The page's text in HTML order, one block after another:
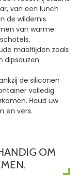
van een lunch
de wildernis.
van warme
maaltijden zoals
dipsauzen.
de siliconen
volledig
Houd uw
en vers.
OM